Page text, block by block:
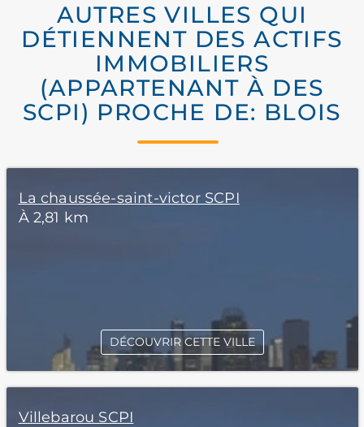
AUTRES VILLES QUI
DÉTIENNENT DES ACTIFS
IMMOBILIERS
(APPARTENANT À DES
SCPI) PROCHE DE: BLOIS
La chaussée-saint-victor SCPI
À 2,81 km
DÉCOUVRIR CETTE VILLE
Villebarou SCPI